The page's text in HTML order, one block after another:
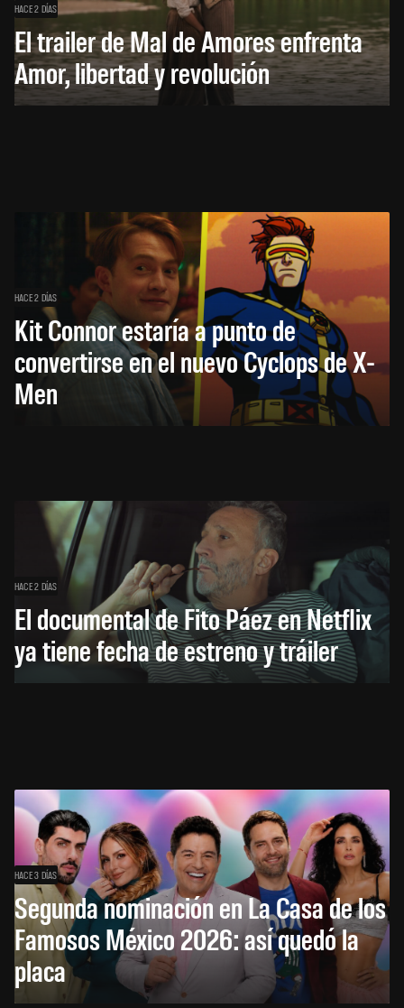
HACE 2 DÍAS
El trailer de Mal de Amores enfrenta
Amor, libertad y revolución
HACE 2 DÍAS
Kit Connor estaría a punto de
convertirse en el nuevo Cyclops de X-
Men
HACE 2 DÍAS
El documental de Fito Páez en Netflix
ya tiene fecha de estreno y tráiler
HACE 3 DÍAS
Segunda nominación en La Casa de los
Famosos México 2026: así quedó la
placa